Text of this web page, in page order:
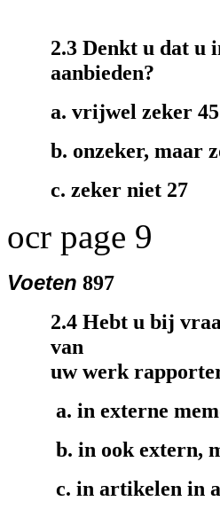
2.3 Denkt u dat u
aanbieden?
a. vrijwel zeker 45
b. onzeker, maar
c. zeker niet 27
ocr page 9
Voeten 897
2.4 Hebt u bij
van
uw werk
a. in externe
b. in ook extern,
c. in artikelen in